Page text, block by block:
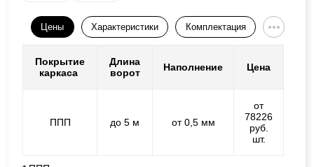
Цены Характеристики Комплектация
Покрытие
каркаса
Длина
ворот
Наполнение Цена
ППП до 5 м от 0,5 мм
от
78226
руб.
шт.